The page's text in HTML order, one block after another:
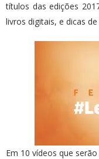
títulos das edições
livros digitais, e dicas
Em 10 vídeos que